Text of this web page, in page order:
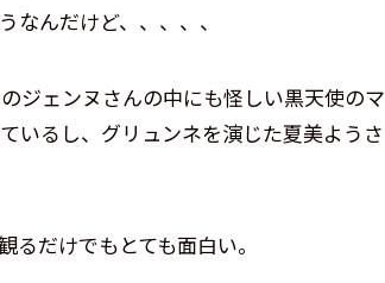
んだけど、、、、、
ジェンヌさんの中にも怪しい黒天使のマ
いるし、グリュンネを演じた夏美ようさ
だけでもとても面白い。